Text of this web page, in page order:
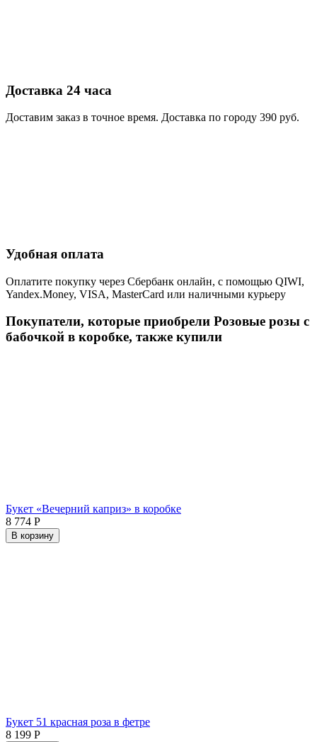
Доставка 24 часа
Доставим заказ в точное время. Доставка по городу 390 руб.
Удобная оплата
Оплатите покупку через Сбербанк онлайн, с помощью QIWI,
Yandex.Money, VISA, MasterCard или наличными курьеру
Покупатели, которые приобрели Розовые розы с
бабочкой в коробке, также купили
Букет «Вечерний каприз» в коробке
8 774 Р
В корзину
Букет 51 красная роза в фетре
8 199 Р